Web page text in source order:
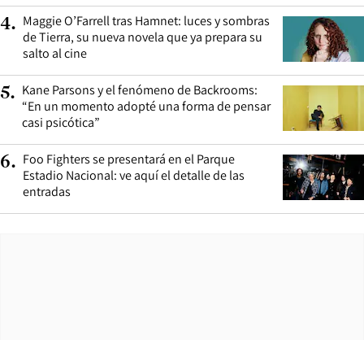
4. Maggie O’Farrell tras Hamnet: luces y sombras
de Tierra, su nueva novela que ya prepara su
salto al cine
5. Kane Parsons y el fenómeno de Backrooms:
“En un momento adopté una forma de pensar
casi psicótica”
6. Foo Fighters se presentará en el Parque
Estadio Nacional: ve aquí el detalle de las
entradas